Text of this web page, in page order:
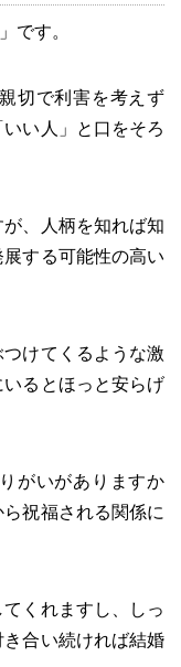
です。
切で利害を考えず
い人」と口をそろ
、人柄を知れば知
する可能性の高い
けてくるような激
るとほっと安らげ
がいがありますか
祝福される関係に
くれますし、しっ
合い続ければ結婚